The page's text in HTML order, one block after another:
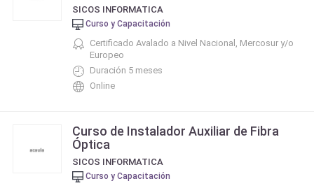
SICOS INFORMATICA
Curso y Capacitación
Certificado Avalado a Nivel Nacional, Mercosur y/o
Europeo
Duración 5 meses
Online
Curso de Instalador Auxiliar de Fibra
Óptica
SICOS INFORMATICA
Curso y Capacitación